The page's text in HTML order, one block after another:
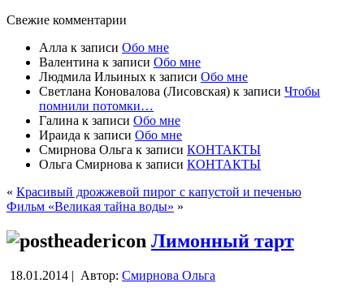
Свежие комментарии
Алла к записи Обо мне
Валентина к записи Обо мне
Людмила Ильиных к записи Обо мне
Светлана Коновалова (Лисовская) к записи Чтобы
помнили потомки…
Галина к записи Обо мне
Ираида к записи Обо мне
Смирнова Ольга к записи КОНТАКТЫ
Ольга Смирнова к записи КОНТАКТЫ
« Красивый дрожжевой пирог с капустой и печенью
Фильм «Великая тайна воды» »
Лимонный тарт
18.01.2014 | Автор: Смирнова Ольга